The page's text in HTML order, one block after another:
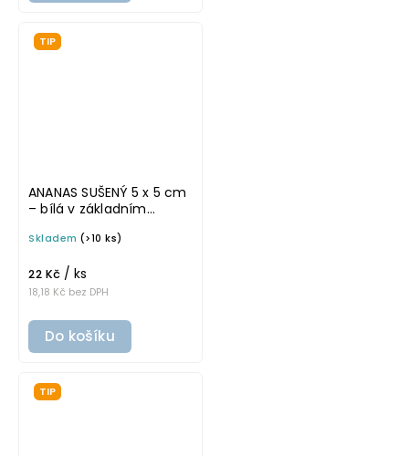
TIP
ANANAS SUŠENÝ 5 x 5 cm
– bílá v základním
samolepka na
Skladem (>10 ks)
18,18 Kč bez DPH
22 Kč / ks
Do košíku
TIP